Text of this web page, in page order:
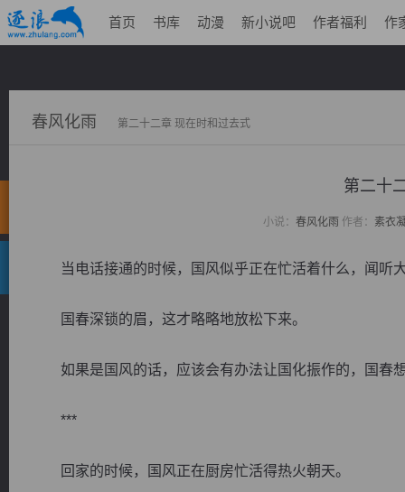
首页 书库 动漫 新小说吧 作者福利 作
春风化雨 第二十二章 现在时和过去式
第二十
小说： 春风化雨 作者： 素衣
当电话接通的时候，国风似乎正在忙活着什么，闻听大
国春深锁的眉，这才略略地放松下来。
如果是国风的话，应该会有办法让国化振作的，国春
***
回家的时候，国风正在厨房忙活得热火朝天。